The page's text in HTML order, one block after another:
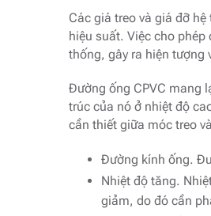
Các giá treo và giá đỡ
hiệu suất. Việc cho
thống, gây ra hiện tượng
Đường ống CPVC mang
trúc của nó ở nhiệt độ
cần thiết giữa móc treo
Đường kính ống.
Nhiệt độ tăng.
giảm, do đó cần